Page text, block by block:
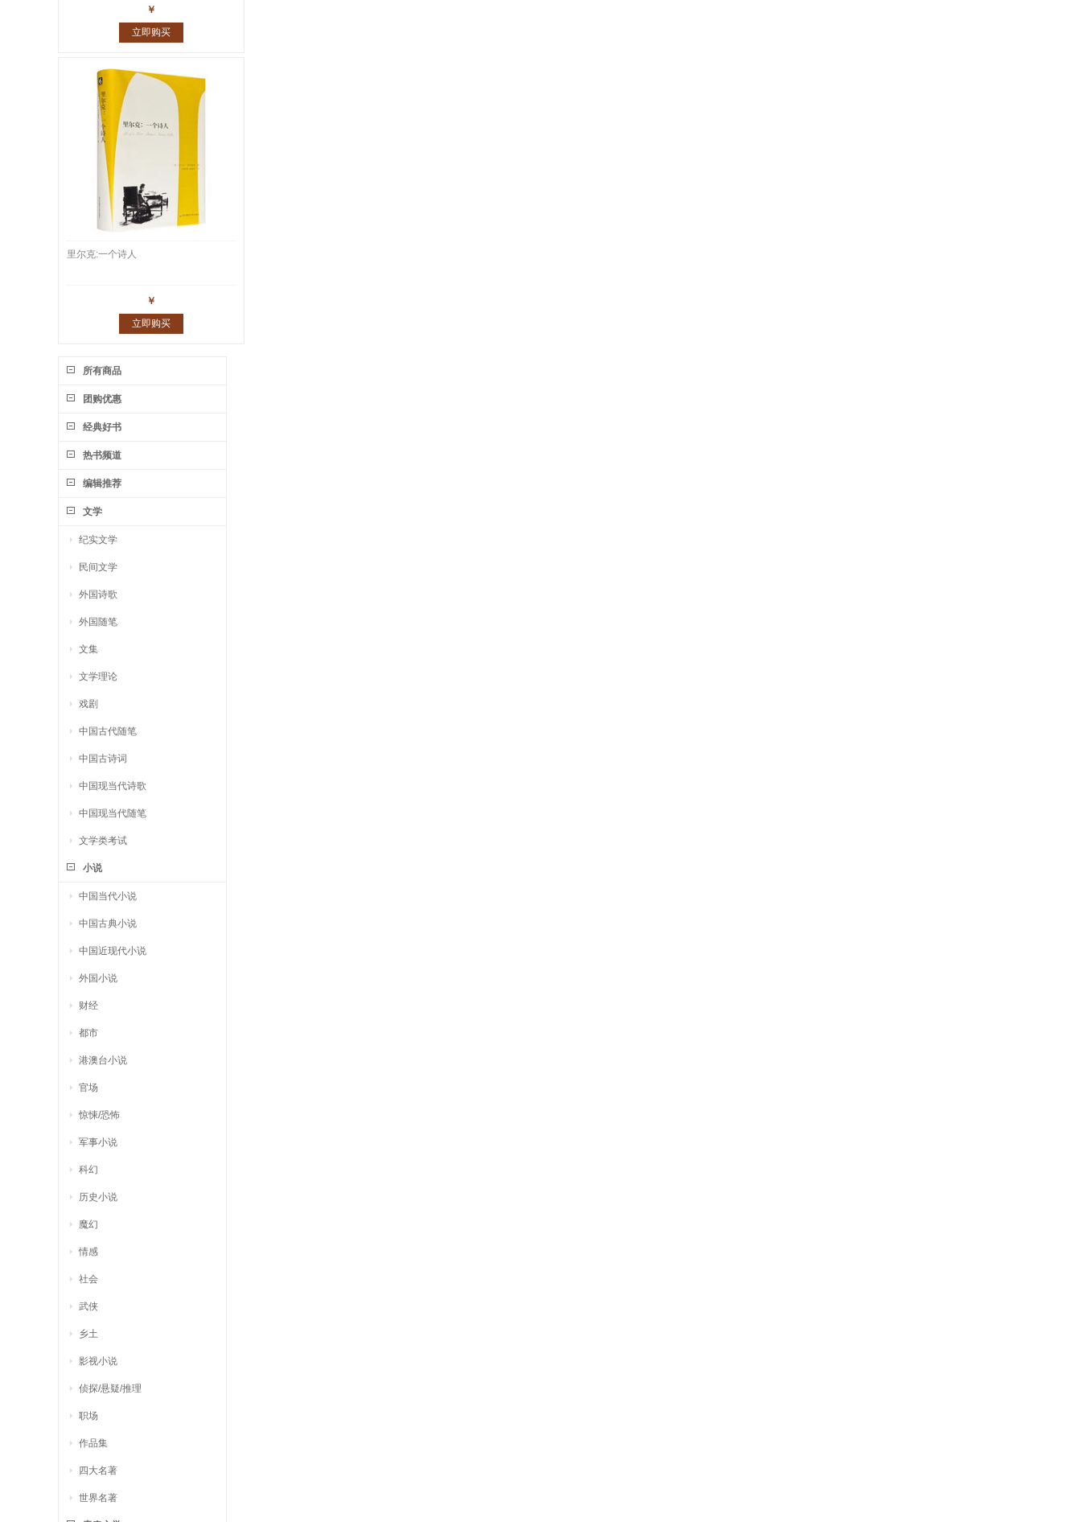
往还书札共1543通2600多页真迹，名
￥
立即购买
里尔克:一个诗人
￥
立即购买
所有商品
团购优惠
经典好书
热书频道
编辑推荐
文学
纪实文学
民间文学
外国诗歌
外国随笔
文集
文学理论
戏剧
中国古代随笔
中国古诗词
中国现当代诗歌
中国现当代随笔
文学类考试
小说
中国当代小说
中国古典小说
中国近现代小说
外国小说
财经
都市
港澳台小说
官场
惊悚/恐怖
军事小说
科幻
历史小说
魔幻
情感
社会
武侠
乡土
影视小说
侦探/悬疑/推理
职场
作品集
四大名著
世界名著